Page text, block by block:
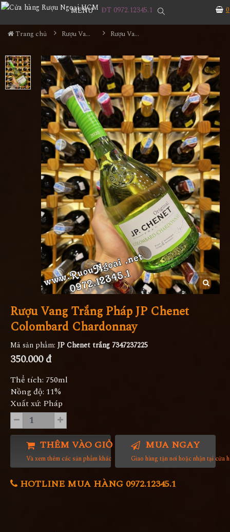
0
MENU ĐT 0972.12345.1
Trang chủ Rượu Vang Rượu Vang Trắng Pháp JP Chenet Colombard Chardonnay
Rượu Vang Trắng Pháp JP Chenet
Colombard Chardonnay
Mã sản phẩm: JP Chenet trắng 7347237225
350.000 đ
Thể tích: 750ml
Nồng độ: 11%
Xuất xứ: Pháp
THÊM VÀO GIỎ HÀNG
Và xem thêm các sản phẩm khác
MUA NGAY
Giao hàng tận nơi hoặc nhận tại cửa
HOTLINE MUA HÀNG 0972.12345.1